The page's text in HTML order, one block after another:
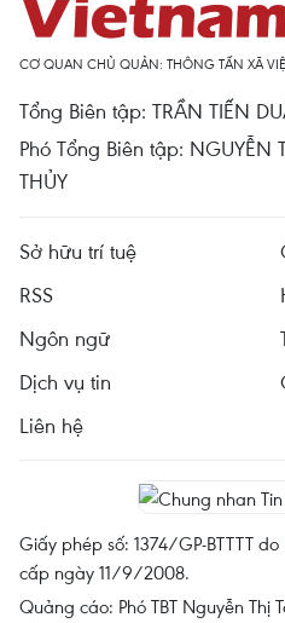
CƠ QUAN CHỦ QUẢN: THÔNG TẤN XÃ
Tổng Biên tập: TRẦN TIẾN
Phó Tổng Biên tập: NGUYỄN
THỦY
Sở hữu trí tuệ
RSS
Ngôn ngữ
Dịch vụ tin
Liên hệ
Giấy phép số: 1374/GP-BTTTT
cấp ngày 11/9/2008.
Quảng cáo: Phó TBT Nguyễn Thị